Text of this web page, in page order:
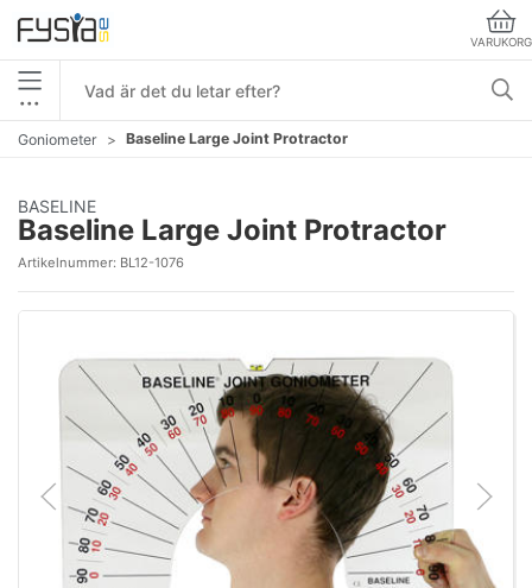
VARUKORG
•••
Goniometer Baseline Large Joint Protractor
BASELINE
Baseline Large Joint Protractor
Artikelnummer: BL12-1076